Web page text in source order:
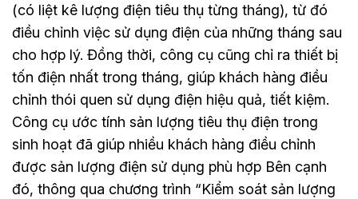
(có liệt kê lượng điện tiêu thụ từng tháng), từ đó
điều chỉnh việc sử dụng điện của những tháng sau
cho hợp lý. Đồng thời, công cụ cũng chỉ ra thiết bị
tốn điện nhất trong tháng, giúp khách hàng điều
chỉnh thói quen sử dụng điện hiệu quả, tiết kiệm.
Công cụ ước tính sản lượng tiêu thụ điện trong
sinh hoạt đã giúp nhiều khách hàng điều chỉnh
được sản lượng điện sử dụng phù hợp Bên cạnh
đó, thông qua chương trình “Kiểm soát sản lượng